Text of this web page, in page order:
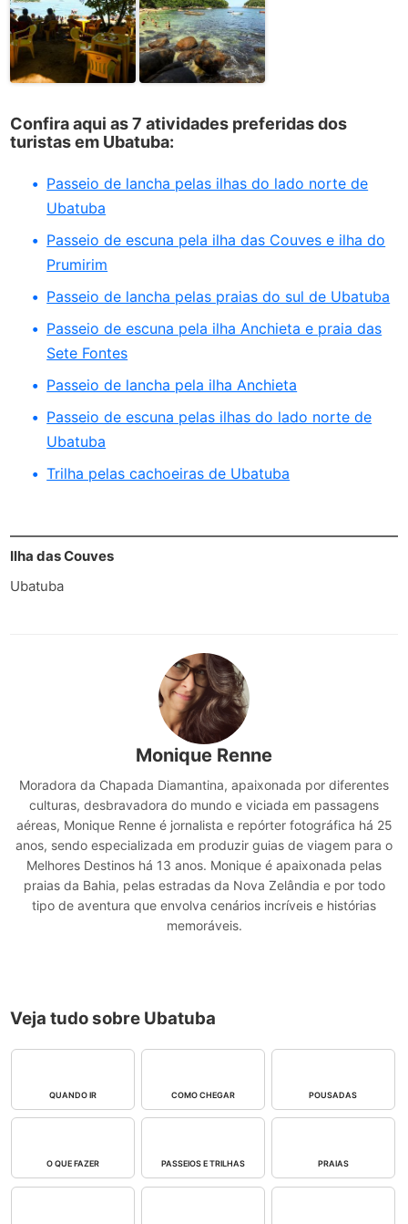
Confira aqui as 7 atividades preferidas dos
turistas em Ubatuba:
Passeio de lancha pelas ilhas do lado norte de
Ubatuba
Passeio de escuna pela ilha das Couves e ilha do
Prumirim
Passeio de lancha pelas praias do sul de Ubatuba
Passeio de escuna pela ilha Anchieta e praia das
Sete Fontes
Passeio de lancha pela ilha Anchieta
Passeio de escuna pelas ilhas do lado norte de
Ubatuba
Trilha pelas cachoeiras de Ubatuba
Ilha das Couves
Ubatuba
Monique Renne
Moradora da Chapada Diamantina, apaixonada por diferentes
culturas, desbravadora do mundo e viciada em passagens
aéreas, Monique Renne é jornalista e repórter fotográfica há 25
anos, sendo especializada em produzir guias de viagem para o
Melhores Destinos há 13 anos. Monique é apaixonada pelas
praias da Bahia, pelas estradas da Nova Zelândia e por todo
tipo de aventura que envolva cenários incríveis e histórias
memoráveis.
Veja tudo sobre Ubatuba
QUANDO IR COMO CHEGAR POUSADAS
O QUE FAZER PASSEIOS E TRILHAS PRAIAS